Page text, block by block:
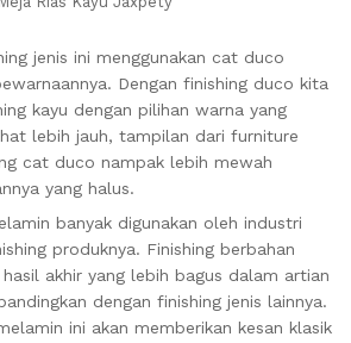
jenis ini menggunakan cat duco
Dengan finishing duco kita
kayu dengan pilihan warna yang
lebih jauh, tampilan dari furniture
cat duco nampak lebih mewah
yang halus.
banyak digunakan oleh industri
produknya. Finishing berbahan
akhir yang lebih bagus dalam artian
dengan finishing jenis lainnya.
ini akan memberikan kesan klasik